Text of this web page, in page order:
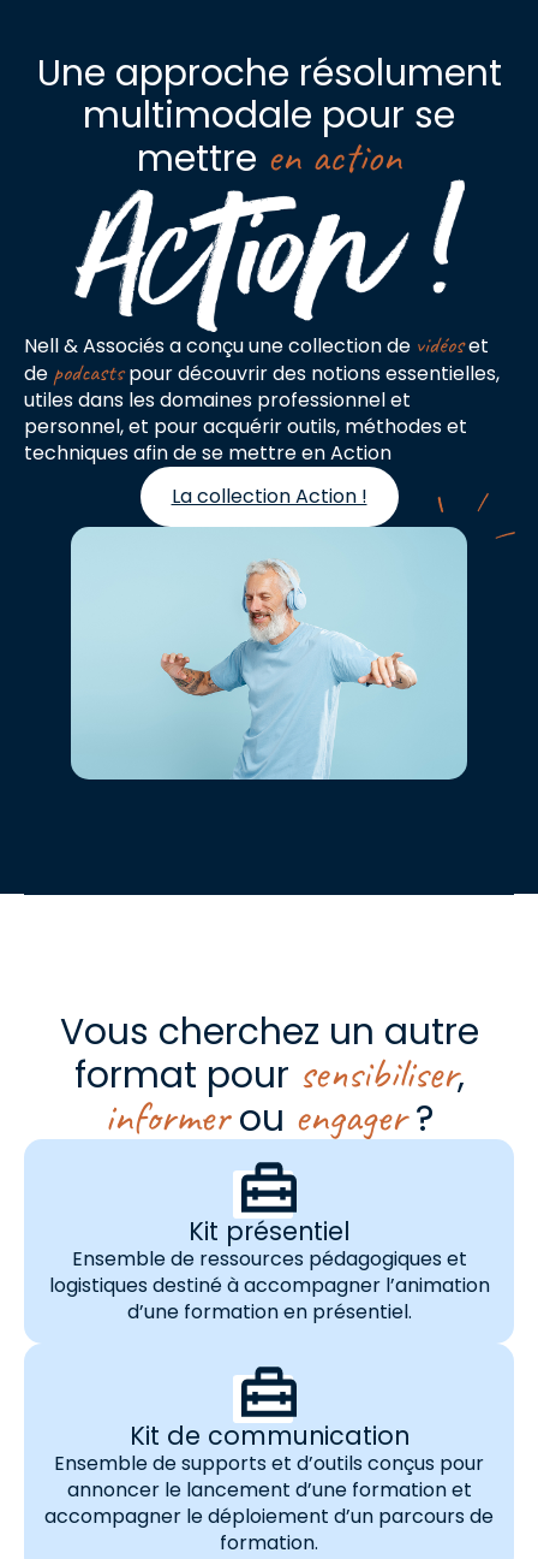
Une approche résolument
multimodale pour se
mettre en action
Nell & Associés a conçu une collection de vidéoset
de podcastspour découvrir des notions essentielles,
utiles dans les domaines professionnel et
personnel, et pour acquérir outils, méthodes et
techniques afin de se mettre en Action
La collection Action !
Vous cherchez un autre
format pour sensibiliser,
informerou engager?
Kit présentiel
Ensemble de ressources pédagogiques et
logistiques destiné à accompagner l’animation
d’une formation en présentiel.
Kit de communication
Ensemble de supports et d’outils conçus pour
annoncer le lancement d’une formation et
accompagner le déploiement d’un parcours de
formation.